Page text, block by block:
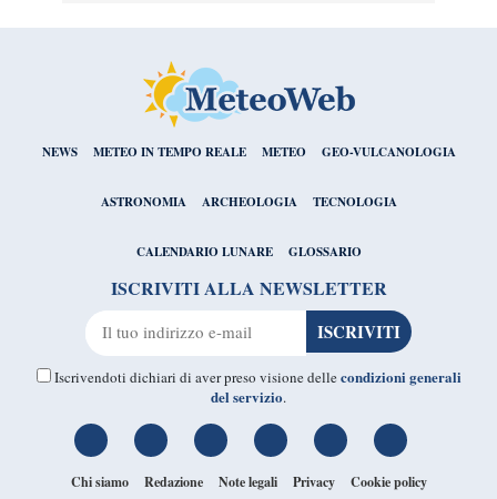
NEWS METEO IN TEMPO REALE METEO GEO-VULCANOLOGIA
ASTRONOMIA ARCHEOLOGIA TECNOLOGIA
CALENDARIO LUNARE GLOSSARIO
ISCRIVITI ALLA NEWSLETTER
Iscrivendoti dichiari di aver preso visione dellecondizioni generali
del servizio.
Chi siamo Redazione Note legali Privacy Cookie policy